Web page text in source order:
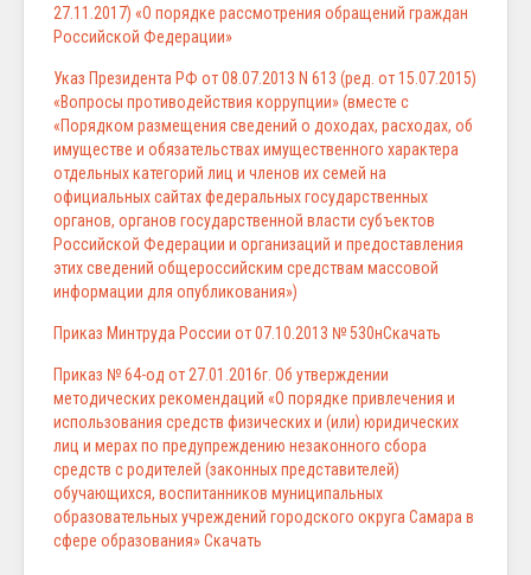
27.11.2017) «О порядке рассмотрения обращений граждан
Российской Федерации»
Указ Президента РФ от 08.07.2013 N 613 (ред. от 15.07.2015)
«Вопросы противодействия коррупции» (вместе с
«Порядком размещения сведений о доходах, расходах, об
имуществе и обязательствах имущественного характера
отдельных категорий лиц и членов их семей на
официальных сайтах федеральных государственных
органов, органов государственной власти субъектов
Российской Федерации и организаций и предоставления
этих сведений общероссийским средствам массовой
информации для опубликования»)
Приказ Минтруда России от 07.10.2013 № 530нСкачать
Приказ № 64-од от 27.01.2016г. Об утверждении
методических рекомендаций «О порядке привлечения и
использования средств физических и (или) юридических
лиц и мерах по предупреждению незаконного сбора
средств с родителей (законных представителей)
обучающихся, воспитанников муниципальных
образовательных учреждений городского округа Самара в
сфере образования»Скачать